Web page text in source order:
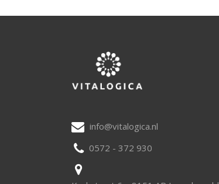
info@vitalogica.nl
0572 - 372 930